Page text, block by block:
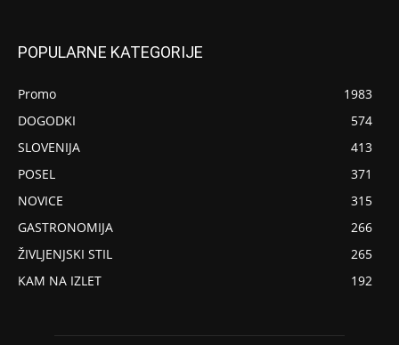
POPULARNE KATEGORIJE
Promo
1983
DOGODKI
574
SLOVENIJA
413
POSEL
371
NOVICE
315
GASTRONOMIJA
266
ŽIVLJENJSKI STIL
265
KAM NA IZLET
192